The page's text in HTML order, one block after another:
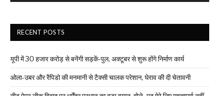
RECENT POSTS
यूपी में 30 हजार करोड़ से बनेंगी सड़कें-पुल, अक्टूबर से शुरू होंगे निर्माण कार्य
ओला-उबर और रैपिडो की मनमानी से टैक्सी चालक परेशान, घेराव की दी चेतावनी